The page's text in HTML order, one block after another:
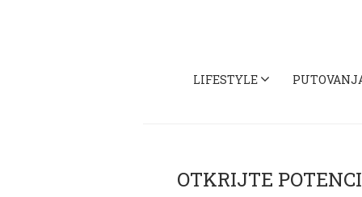
LIFESTYLE
OTKRIJTE